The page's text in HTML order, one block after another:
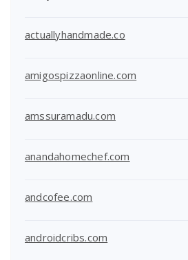
actuallyhandmade.co
amigospizzaonline.com
amssuramadu.com
anandahomechef.com
andcofee.com
androidcribs.com